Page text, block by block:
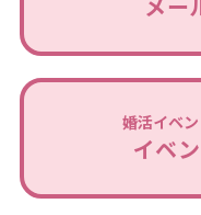
婚活イベ
イベ